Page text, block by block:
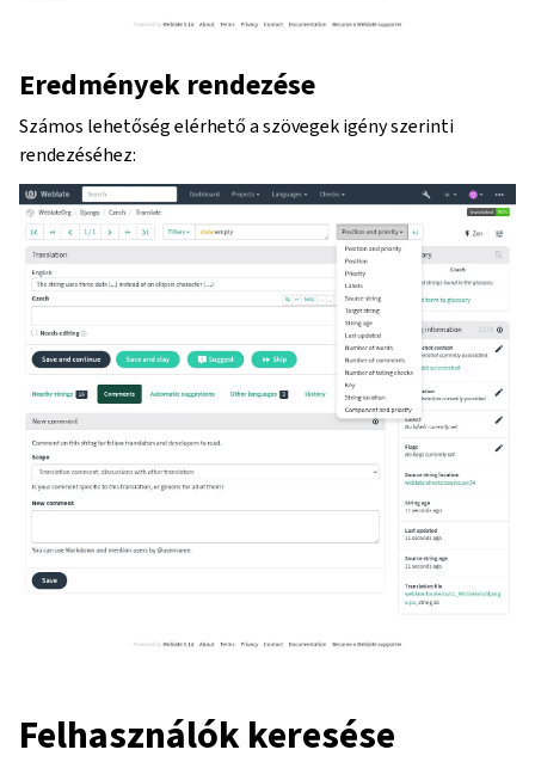
Eredmények rendezése
Számos lehetőség elérhető a szövegek igény szerinti
rendezéséhez:
Felhasználók keresése